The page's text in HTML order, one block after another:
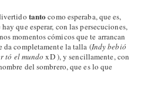
tanto como esperaba, que es,
que esperar, con las persecuciones,
momentos cómicos que te arrancan
da completamente la talla (Indy bebió
tó el mundo xD ), y sencillamente, con
del sombrero, que es lo que